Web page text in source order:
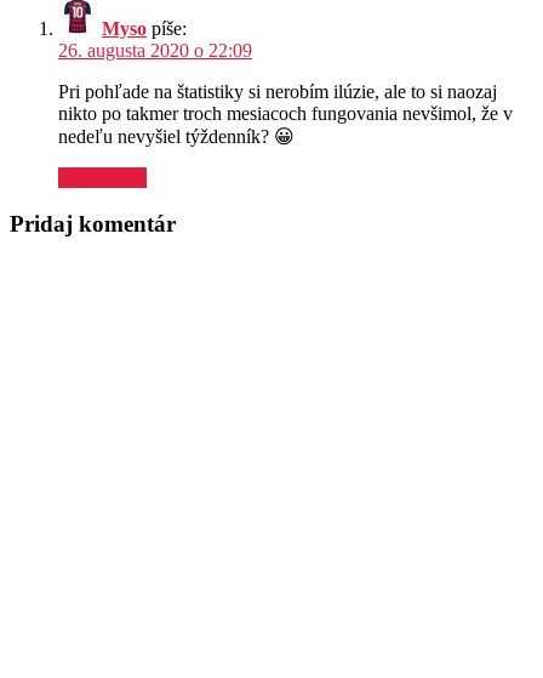
Myso píše:
26. augusta 2020 o 22:09
Pri pohľade na štatistiky si nerobím ilúzie, ale to si naozaj
nikto po takmer troch mesiacoch fungovania nevšimol, že v
nedeľu nevyšiel týždenník? 😀
Pridaj komentár